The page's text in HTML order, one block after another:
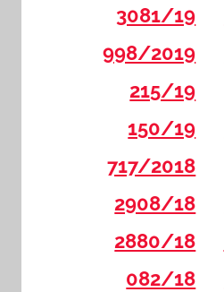
3081/19
998/2019
215/19
150/19
717/2018
2908/18
2880/18
082/18